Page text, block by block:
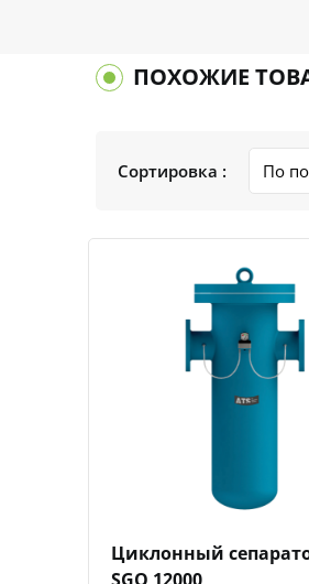
ПОХОЖИЕ
Сортировка :
Циклонный